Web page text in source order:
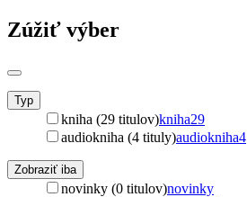
Zúžiť výber
Typ
kniha (29 titulov)kniha29
audiokniha (4 tituly)audiokniha4
Zobraziť iba
novinky (0 titulov)novinky